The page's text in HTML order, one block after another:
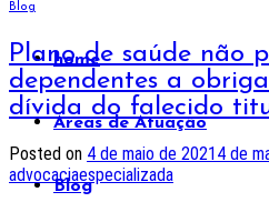
home
Áreas de Atuação
Blog
Blog
Plano de saúde não
dependentes a
dívida do falecido
Posted on 4 de maio de 2021 4 de
advocaciaespecializada